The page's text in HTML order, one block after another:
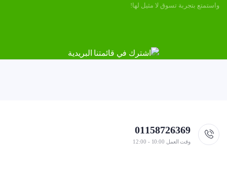
واستمتع بتجربة تسوق لا مثيل لها!
01158726369
وقت العمل 10:00 - 12:00